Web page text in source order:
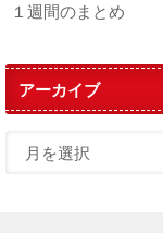
１週間のまとめ
アーカイブ